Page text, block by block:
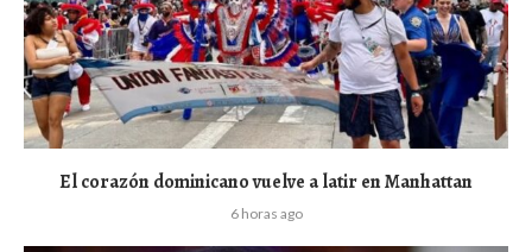
El corazón dominicano vuelve a latir en Manhattan
6 horas ago